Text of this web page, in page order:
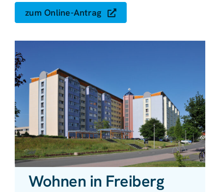
zum Online-Antrag
Wohnen in Freiberg